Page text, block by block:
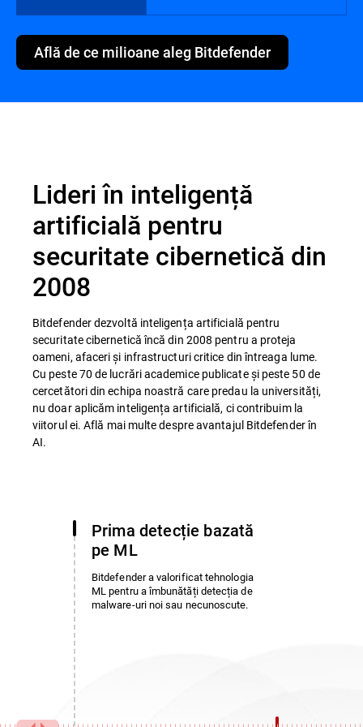
Află de ce milioane aleg Bitdefender
Lideri în inteligență
artificială pentru
securitate cibernetică din
2008
Bitdefender dezvoltă inteligența artificială pentru
securitate cibernetică încă din 2008 pentru a proteja
oameni, afaceri și infrastructuri critice din întreaga lume.
Cu peste 70 de lucrări academice publicate și peste 50 de
cercetători din echipa noastră care predau la universități,
nu doar aplicăm inteligența artificială, ci contribuim la
viitorul ei. Află mai multe despre avantajul Bitdefender în
AI.
Prima detecție bazată
pe ML
Bitdefender a valorificat tehnologia
ML pentru a îmbunătăți detecția de
malware-uri noi sau necunoscute.